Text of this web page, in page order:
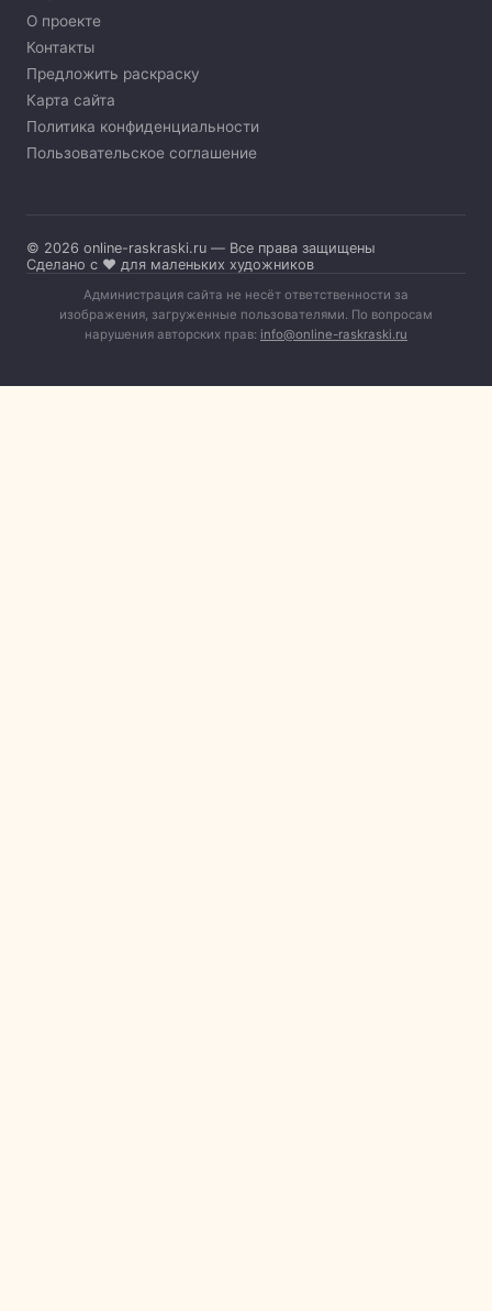
О проекте
Контакты
Предложить раскраску
Карта сайта
Политика конфиденциальности
Пользовательское соглашение
© 2026 online-raskraski.ru — Все права защищены
Сделано с ❤️ для маленьких художников
Администрация сайта не несёт ответственности за
изображения, загруженные пользователями. По вопросам
нарушения авторских прав: info@online-raskraski.ru